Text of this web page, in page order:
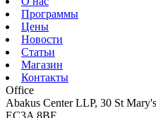
Программы
Цены
Новости
Статьи
Магазин
Контакты
Office
Abakus Center LLP, 30 St
EC3A 8BF